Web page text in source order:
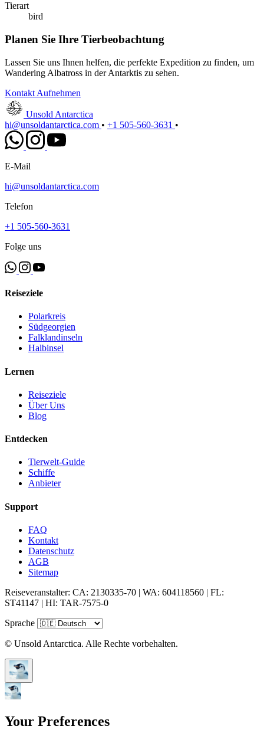
Tierart
bird
Planen Sie Ihre Tierbeobachtung
Lassen Sie uns Ihnen helfen, die perfekte Expedition zu finden, um
Wandering Albatross in der Antarktis zu sehen.
Kontakt Aufnehmen
Unsold Antarctica
hi@unsoldantarctica.com • +1 505-560-3631 •
E-Mail
hi@unsoldantarctica.com
Telefon
+1 505-560-3631
Folge uns
Reiseziele
Polarkreis
Südgeorgien
Falklandinseln
Halbinsel
Lernen
Reiseziele
Über Uns
Blog
Entdecken
Tierwelt-Guide
Schiffe
Anbieter
Support
FAQ
Kontakt
Datenschutz
AGB
Sitemap
Reiseveranstalter: CA: 2130335-70 | WA: 604118560 | FL:
ST41147 | HI: TAR-7575-0
Sprache
© Unsold Antarctica. Alle Rechte vorbehalten.
Your Preferences